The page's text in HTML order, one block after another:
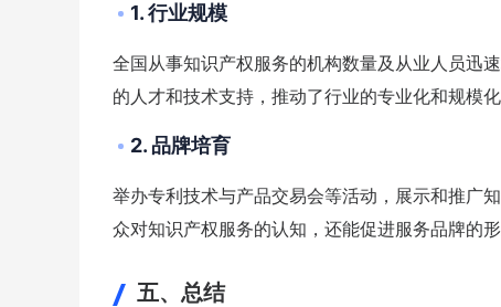
1. 行业规模
全国从事知识产权服务的机构数量及从业人员迅
的人才和技术支持，推动了行业的专业化和规模化
2. 品牌培育
举办专利技术与产品交易会等活动，展示和推广
众对知识产权服务的认知，还能促进服务品牌的形
五、总结